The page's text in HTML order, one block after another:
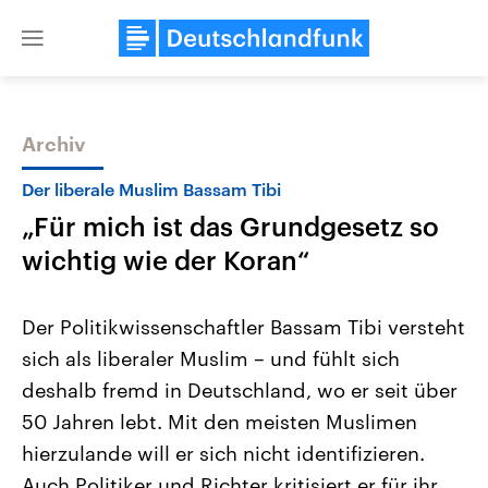
Close
Themen
Landtagswahl Sachsen-Anhalt
2026
Alle Informationen
Sachsen-Anhalt wählt am 6.
September 2026 einen neuen
Landtag. Seit 2021 wird das
Bundesland von einer Koalition aus
USA
Aktuelle Beiträge,
Hintergründe
Wirtschaftlich und
gehören die Vereinigten
den mächtigsten Ländern
mit großem Einfluss auf
Archiv
Der liberale Muslim Bassam Tibi
„Für mich ist das Grundgesetz so
wichtig wie der Koran“
Der Politikwissenschaftler Bassam Tibi versteht
sich als liberaler Muslim – und fühlt sich
deshalb fremd in Deutschland, wo er seit über
50 Jahren lebt. Mit den meisten Muslimen
hierzulande will er sich nicht identifizieren.